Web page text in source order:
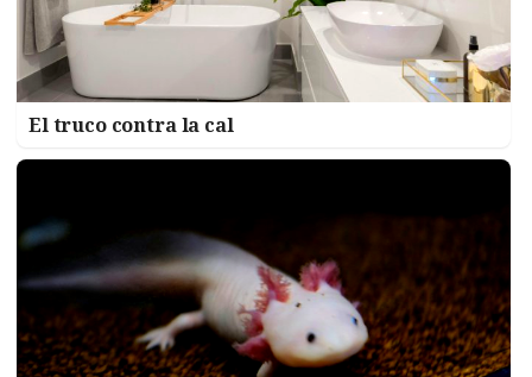
El truco contra la cal